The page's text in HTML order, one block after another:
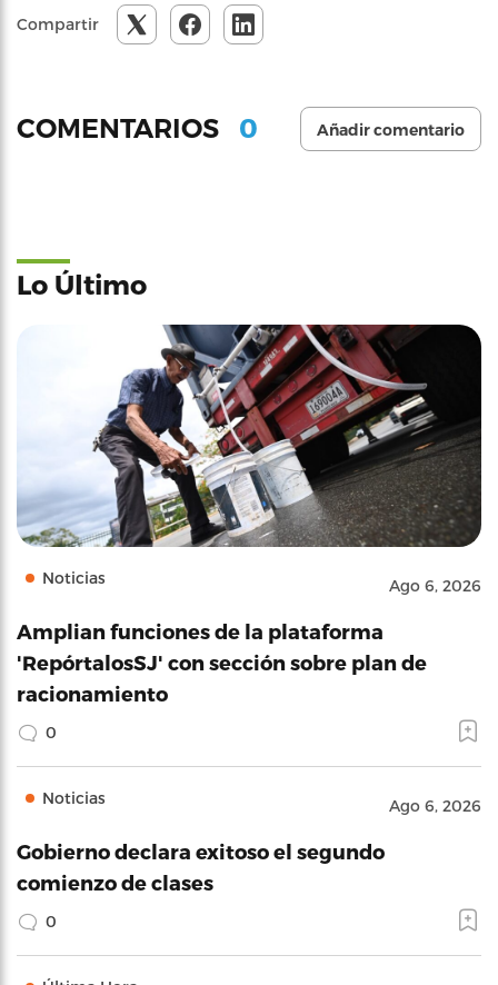
Compartir
COMENTARIOS 0 Añadir comentario
Lo Último
Noticias Ago 6, 2026
Amplian funciones de la plataforma
'RepórtalosSJ' con sección sobre plan de
racionamiento
0
Noticias Ago 6, 2026
Gobierno declara exitoso el segundo
comienzo de clases
0